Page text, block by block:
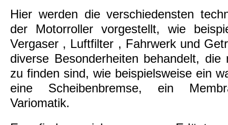
Hier werden die verschiedensten
der Motorroller vorgestellt, wie
Vergaser , Luftfilter , Fahrwerk und
diverse Besonderheiten behandelt,
zu finden sind, wie beispielsweise ein
eine Scheibenbremse, ein
Variomatik.